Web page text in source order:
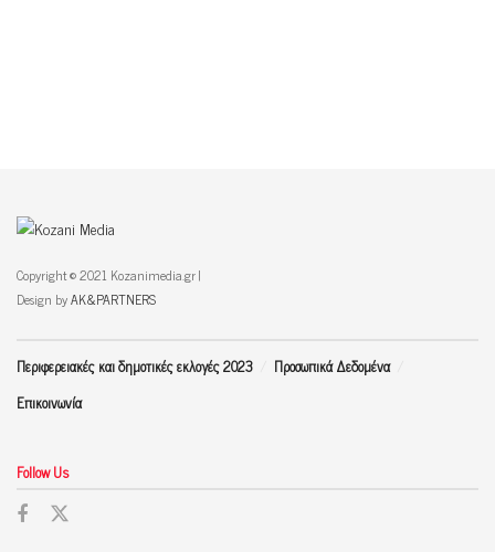
Copyright © 2021 Kozanimedia.gr |
Design byAK&PARTNERS
Περιφερειακές και δημοτικές εκλογές 2023
Προσωπικά Δεδομένα
Επικοινωνία
Follow Us